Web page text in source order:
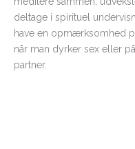
deltage i spirituel
have en opmærksomhed
når man dyrker sex eller
partner.